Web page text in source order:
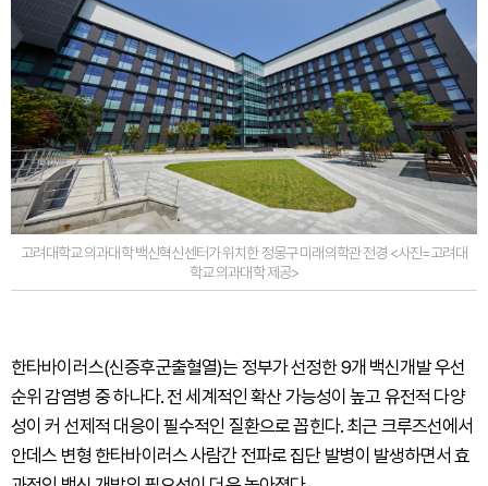
고려대학교 의과대학 백신혁신센터가 위치한 정몽구 미래의학관 전경 <사진=고려대
학교 의과대학 제공>
한타바이러스(신증후군출혈열)는 정부가 선정한 9개 백신개발 우선
순위 감염병 중 하나다. 전 세계적인 확산 가능성이 높고 유전적 다양
성이 커 선제적 대응이 필수적인 질환으로 꼽힌다. 최근 크루즈선에서
안데스 변형 한타바이러스 사람간 전파로 집단 발병이 발생하면서 효